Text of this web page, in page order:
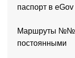
паспорт в
Маршруты №№
постоянными